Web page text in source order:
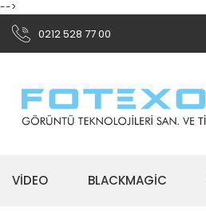
-->
0212 528 77 00
VİDEO BLACKMAGİC